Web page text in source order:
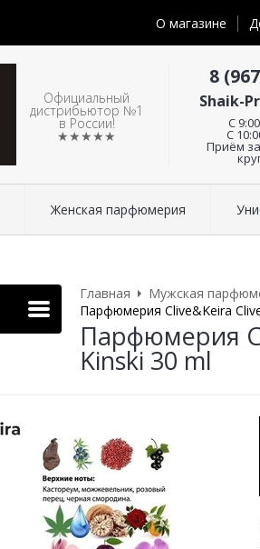
О магазине
Официальный
дистрибьютор №1
в России!
★★★★★
8
Shaik-
C
С
Приём
Женская парфюмерия
Главная Мужская
Парфюмерия Clive&Keira
Парфюмерия
Kinski 30 ml